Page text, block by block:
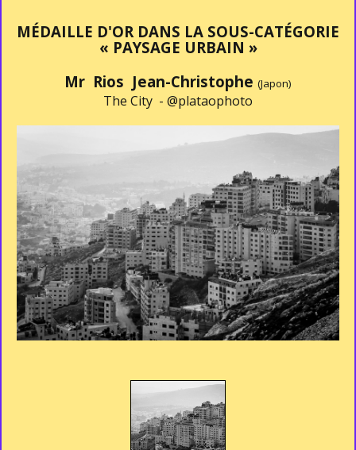
MÉDAILLE D'OR DANS LA SOUS-CATÉGORIE
« PAYSAGE URBAIN »
Mr Rios Jean-Christophe (Japon)
The City - @plataophoto